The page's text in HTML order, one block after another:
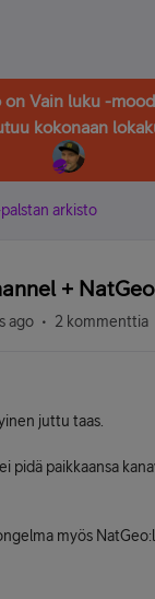
on Vain luku -
kokonaan
arkisto
+
ago 2 kommenttia
juttu taas.
pidä paikkaansa
myös